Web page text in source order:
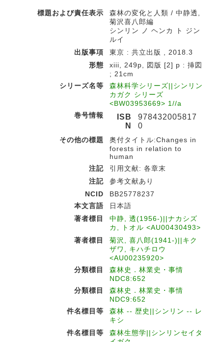
標題および責任表示
森林の変化と人類 / 中静透,
菊沢喜八郎編
シンリン ノ ヘンカ ト ジン
ルイ
出版事項
東京 : 共立出版 , 2018.3
形態
xiii, 249p, 図版 [2] p : 挿図
; 21cm
シリーズ名等
森林科学シリーズ||シンリン
カガク シリーズ
<BW03953669> 1//a
巻号情報
ISB
N
978432005817
0
その他の標題
奥付タイトル:Changes in
forests in relation to
human
注記
引用文献: 各章末
注記
参考文献あり
NCID
BB25778237
本文言語
日本語
著者標目
中静, 透(1956-)||ナカシズ
カ, トオル <AU00430493>
著者標目
菊沢, 喜八郎(1941-)||キク
ザワ, キハチロウ
<AU00235920>
分類標目
森林史．林業史・事情
NDC8:652
分類標目
森林史．林業史・事情
NDC9:652
件名標目等
森林 -- 歴史||シンリン -- レ
キシ
件名標目等
森林生態学||シンリンセイタ